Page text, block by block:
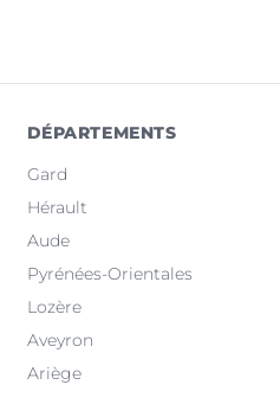
DÉPARTEMENTS
Gard
Hérault
Aude
Pyrénées-Orientales
Lozère
Aveyron
Ariège